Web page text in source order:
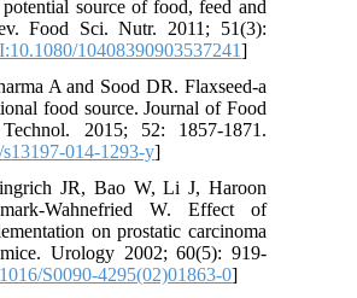
a potential source of food, feed and
Rev. Food Sci. Nutr. 2011; 51(3):
DOI:10.1080/10408390903537241
Sharma A and Sood DR. Flaxseed-a
food source. Journal of Food
Technol. 2015; 52: 1857-1871.
s13197-014-1293-y
Gingrich JR, Bao W, Li J, Haroon
Wahnefried W. Effect of
on prostatic carcinoma
mice. Urology 2002; 60(5): 919-
S0090-4295(02)01863-0